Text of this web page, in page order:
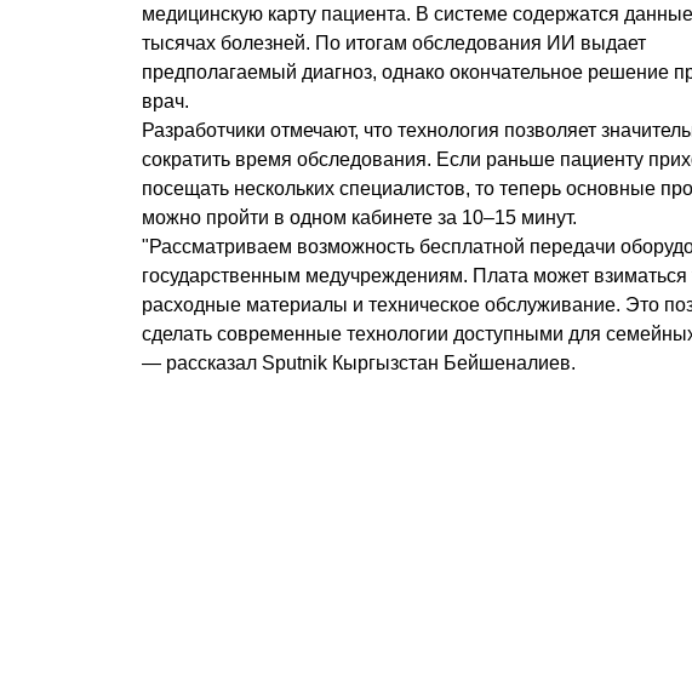
медицинскую карту пациента. В системе содержатся
тысячах болезней. По итогам обследования ИИ выдает
предполагаемый диагноз, однако окончательное решение
врач.
Разработчики отмечают, что технология позволяет
сократить время обследования. Если раньше пациенту
посещать нескольких специалистов, то теперь основные
можно пройти в одном кабинете за 10–15 минут.
"Рассматриваем возможность бесплатной передачи
государственным медучреждениям. Плата может взиматься
расходные материалы и техническое обслуживание. Это
сделать современные технологии доступными для
— рассказал Sputnik Кыргызстан Бейшеналиев.